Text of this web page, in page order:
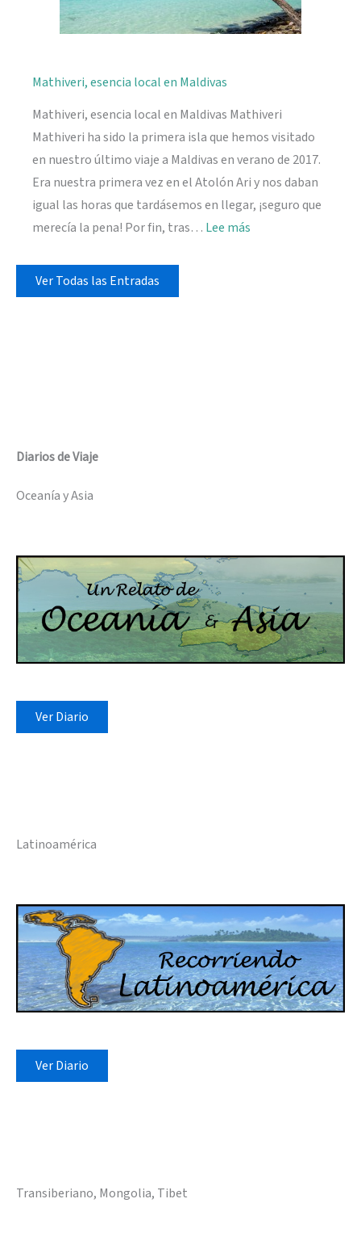
Mathiveri, esencia local en Maldivas
Mathiveri, esencia local en Maldivas Mathiveri
Mathiveri ha sido la primera isla que hemos visitado
en nuestro último viaje a Maldivas en verano de 2017.
Era nuestra primera vez en el Atolón Ari y nos daban
igual las horas que tardásemos en llegar, ¡seguro que
merecía la pena! Por fin, tras… Lee más
Ver Todas las Entradas
Diarios de Viaje
Oceanía y Asia
Ver Diario
Latinoamérica
Ver Diario
Transiberiano, Mongolia, Tibet